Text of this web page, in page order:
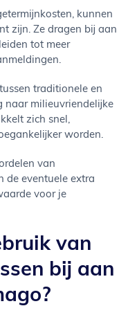
kunnen
zijn. Ze dragen bij aan
tot meer
traditionele en
naar milieuvriendelijke
zich snel,
worden.
van
de eventuele extra
voor je
van
bij aan